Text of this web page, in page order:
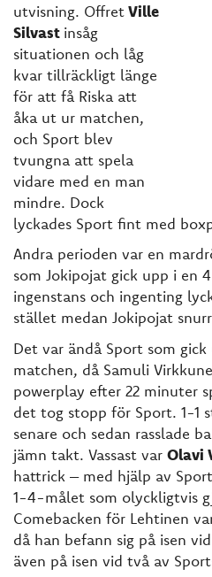
utvisning. OffretVille
Silvast insåg
situationen och låg
kvar tillräckligt länge
för att få Riska att
åka ut ur matchen,
och Sport blev
tvungna att spela
vidare med en man
mindre. Dock
lyckades Sport fint med
Andra perioden var en
som Jokipojat gick upp i en
ingenstans och ingenting
stället medan Jokipojat
Det var ändå Sport som
matchen, då Samuli
powerplay efter 22 minuter
det tog stopp för Sport. 1-1
senare och sedan rasslade
jämn takt. Vassast var Olavi
hattrick – med hjälp av
1-4-målet som olyckligtvis
Comebacken för Lehtinen
då han befann sig på isen
även på isen vid två av